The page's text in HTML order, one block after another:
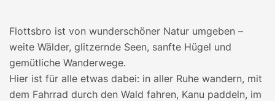
Flottsbro ist von wunderschöner Natur umgeben –
weite Wälder, glitzernde Seen, sanfte Hügel und
gemütliche Wanderwege.
Hier ist für alle etwas dabei: in aller Ruhe wandern, mit
dem Fahrrad durch den Wald fahren, Kanu paddeln, im